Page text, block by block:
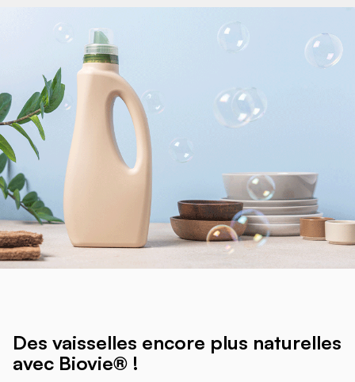
Des vaisselles encore plus naturelles
avec Biovie® !